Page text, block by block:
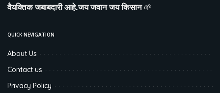
वैयक्तिक जबाबदारी आहे.जय जवान जय किसान🌱
QUICK NEVIGATION
About Us
Contact us
Privacy Policy